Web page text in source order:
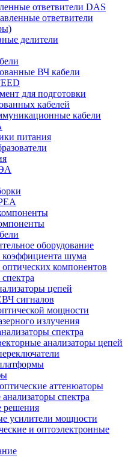
ответвители DAS
ответвители
делители
ВЧ кабели
для подготовки
кабелей
кабели
питания
оборудование
коэффициента шума
компонентов
цепей
сигналов
мощности
излучения
спектра
анализаторы цепей
аттенюаторы
спектра
решения
усилители мощности
и оптоэлектронные